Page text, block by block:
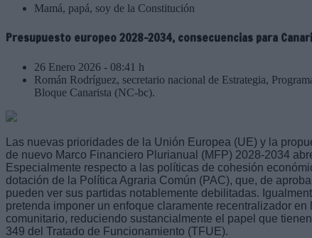
Mamá, papá, soy de la Constitución
Presupuesto europeo 2028-2034, consecuencias para
26 Enero 2026 - 08:41 h
Román Rodríguez, secretario nacional de Estrategia,
Bloque Canarista (NC-bc).
Las nuevas prioridades de la Unión Europea (UE) y la
de nuevo Marco Financiero Plurianual (MFP) 2028-2034
Especialmente respecto a las políticas de cohesión
dotación de la Política Agraria Común (PAC), que, de
pueden ver sus partidas notablemente debilitadas.
pretenda imponer un enfoque claramente recentralizador
comunitario, reduciendo sustancialmente el papel que
349 del Tratado de Funcionamiento (TFUE).